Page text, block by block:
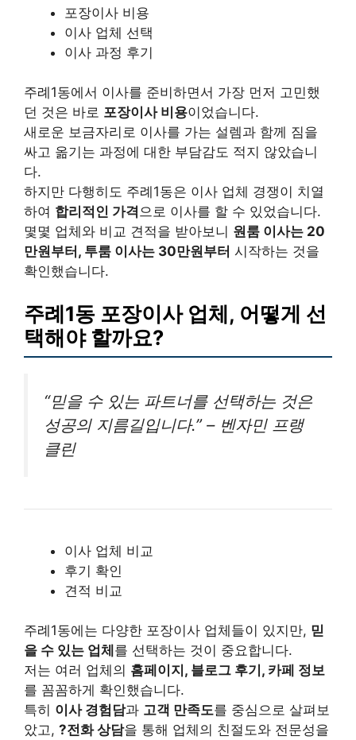
포장이사 비용
이사 업체 선택
이사 과정 후기
주례1동에서 이사를 준비하면서 가장 먼저 고민했
던 것은 바로 포장이사 비용이었습니다.
새로운 보금자리로 이사를 가는 설렘과 함께 짐을
싸고 옮기는 과정에 대한 부담감도 적지 않았습니
다.
하지만 다행히도 주례1동은 이사 업체 경쟁이 치열
하여 합리적인 가격으로 이사를 할 수 있었습니다.
몇몇 업체와 비교 견적을 받아보니 원룸 이사는 20
만원부터, 투룸 이사는 30만원부터 시작하는 것을
확인했습니다.
주례1동 포장이사 업체, 어떻게 선
택해야 할까요?
“믿을 수 있는 파트너를 선택하는 것은
성공의 지름길입니다.” – 벤자민 프랭
클린
이사 업체 비교
후기 확인
견적 비교
주례1동에는 다양한 포장이사 업체들이 있지만, 믿
을 수 있는 업체 를 선택하는 것이 중요합니다.
저는 여러 업체의 홈페이지, 블로그 후기, 카페 정보
를 꼼꼼하게 확인했습니다.
특히 이사 경험담과 고객 만족도를 중심으로 살펴보
았고, ?전화 상담을 통해 업체의 친절도와 전문성을